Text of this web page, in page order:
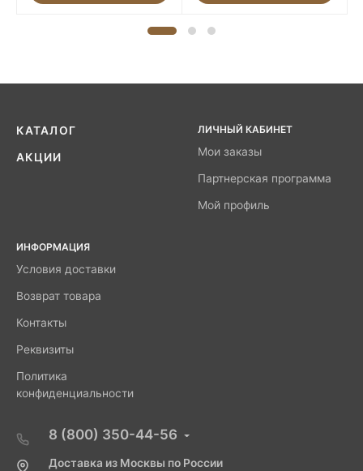
КАТАЛОГ
АКЦИИ
ЛИЧНЫЙ КАБИНЕТ
Мои заказы
Партнерская программа
Мой профиль
ИНФОРМАЦИЯ
Условия доставки
Возврат товара
Контакты
Реквизиты
Политика
конфиденциальности
8 (800) 350-44-56
Доставка из Москвы по России